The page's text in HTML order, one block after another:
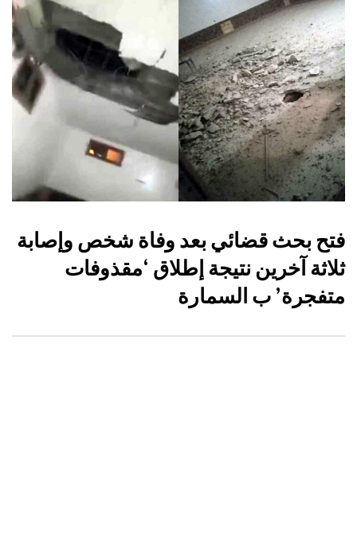
فتح بحث قضائي بعد وفاة شخص وإصابة
ثلاثة آخرين نتيجة إطلاق ‘مقذوفات
متفجرة’ ب السمارة